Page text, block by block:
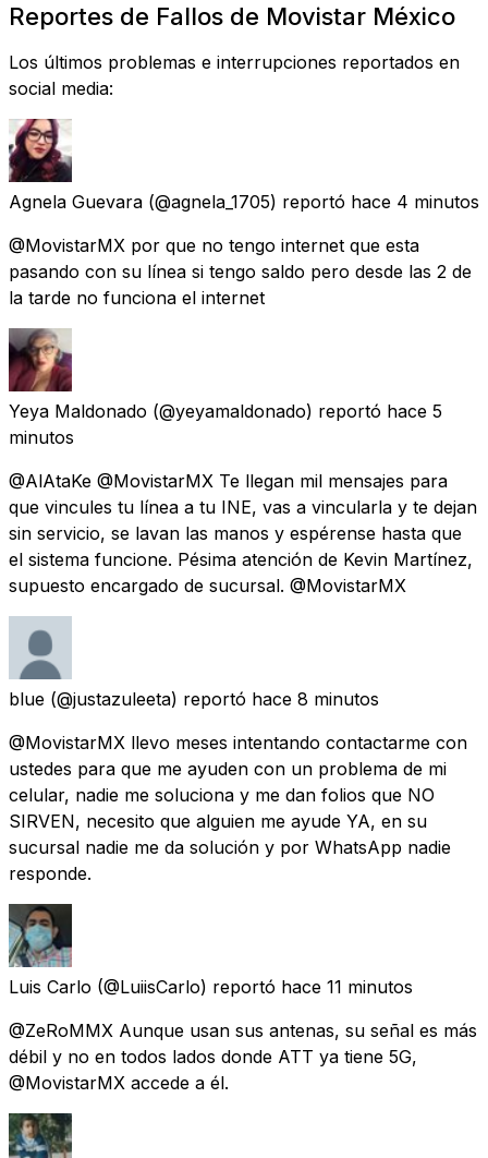
Reportes de Fallos de Movistar México
Los últimos problemas e interrupciones reportados en
social media:
Agnela Guevara (@agnela_1705) reportó hace 4 minutos
@MovistarMX por que no tengo internet que esta
pasando con su línea si tengo saldo pero desde las 2 de
la tarde no funciona el internet
Yeya Maldonado (@yeyamaldonado) reportó hace 5
minutos
@AlAtaKe @MovistarMX Te llegan mil mensajes para
que vincules tu línea a tu INE, vas a vincularla y te dejan
sin servicio, se lavan las manos y espérense hasta que
el sistema funcione. Pésima atención de Kevin Martínez,
supuesto encargado de sucursal. @MovistarMX
blue (@justazuleeta) reportó hace 8 minutos
@MovistarMX llevo meses intentando contactarme con
ustedes para que me ayuden con un problema de mi
celular, nadie me soluciona y me dan folios que NO
SIRVEN, necesito que alguien me ayude YA, en su
sucursal nadie me da solución y por WhatsApp nadie
responde.
Luis Carlo (@LuiisCarlo) reportó hace 11 minutos
@ZeRoMMX Aunque usan sus antenas, su señal es más
débil y no en todos lados donde ATT ya tiene 5G,
@MovistarMX accede a él.